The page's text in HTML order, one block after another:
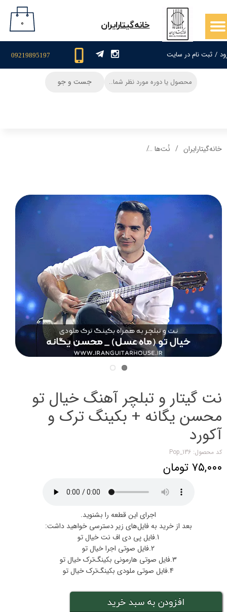
/ ثبت نام در سایت
حساب کاربری من
سفارشات
09219895197
​خانه‌گیتار‌ایران ۰
جست و جو
خانه‌گیتار‌ایران نُت‌ها
نت گیتار و تبلچر آهنگ خیال تو
محسن یگانه + بکینگ ترک و
آکورد
کد محصول: Pop_136
۷۵,۰۰۰ تومان
اجرای این قطعه را بشنوید.
بعد از خرید به فایل‌های زیر دسترسی خواهید داشت:
1.فایل پی دی اف نت خیال تو
2.فایل صوتی اجرا خیال تو
3.فایل صوتی هارمونی بکینگ‌ترک خیال تو
4.فایل صوتی ملودی بکینگ‌ترک خیال تو
افزودن به سبد خرید